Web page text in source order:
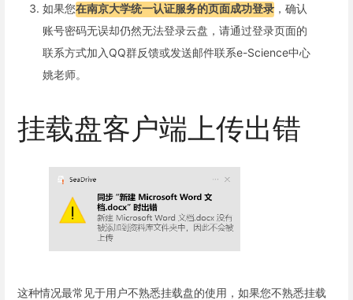
如果您在南京大学统一认证服务的页面成功登录 ，确认
账号密码无误却仍然无法登录云盘，请通过登录页面的
联系方式加入QQ群反馈或发送邮件联系e-Science中心
姚老师。
挂载盘客户端上传出错
这种情况最常见于用户不熟悉挂载盘的使用，如果您不熟悉挂载